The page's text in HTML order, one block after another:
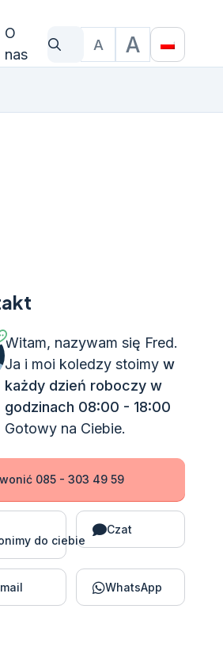
O
nas
Czego szukasz?
Rozmiar czcionki
A A
Witam, nazywam się Fred.
Ja i moi koledzy stoimy w
każdy dzień roboczy w
godzinach 08:00 - 18:00
Gotowy na Ciebie.
085 - 303 49 59
do ciebie
Czat
WhatsApp